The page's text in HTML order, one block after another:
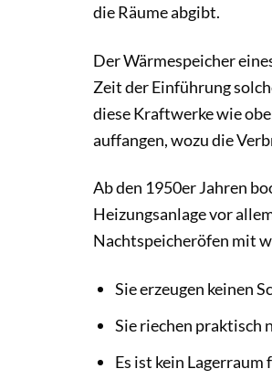
die Räume abgibt.
Der Wärmespeicher
Zeit der Einführung
diese Kraftwerke wie
auffangen, wozu die
Ab den 1950er Jahren
Heizungsanlage vor
Nachtspeicheröfen mit
Sie erzeugen keinen
Sie riechen praktisch
Es ist kein